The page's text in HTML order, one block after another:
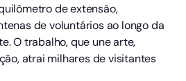
de extensão,
de voluntários ao longo da
O trabalho, que une arte,
atrai milhares de visitantes